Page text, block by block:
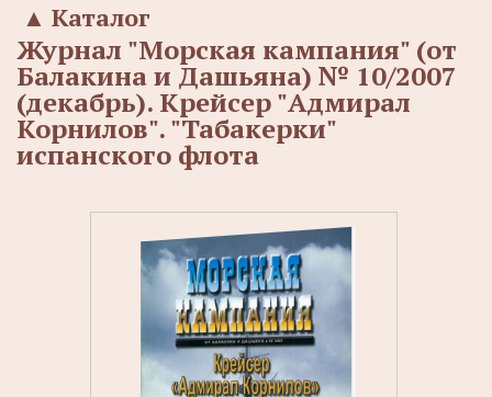
Каталог
▲
Журнал "Морская кампания" (от
Балакина и Дашьяна) № 10/2007
(декабрь). Крейсер "Адмирал
Корнилов". "Табакерки"
испанского флота